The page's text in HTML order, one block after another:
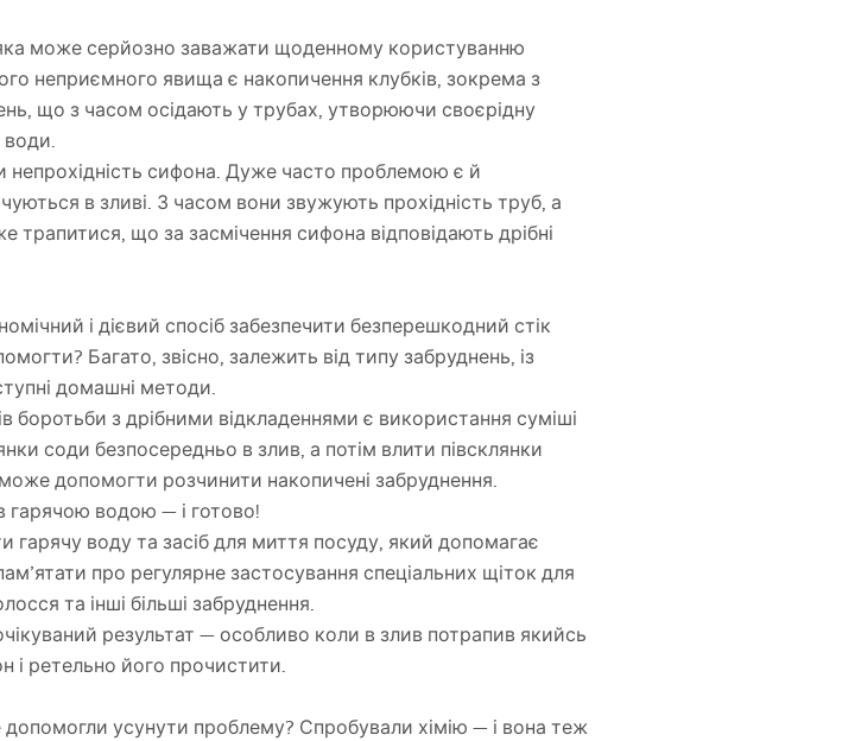
може серйозно заважати щоденному користуванню
неприємного явища є накопичення клубків, зокрема з
що з часом осідають у трубах, утворюючи своєрідну
сифона. Дуже часто проблемою є й
в зливі. З часом вони звужують прохідність труб, а
що за засмічення сифона відповідають дрібні
і дієвий спосіб забезпечити безперешкодний стік
Багато, звісно, залежить від типу забруднень, із
домашні методи.
боротьби з дрібними відкладеннями є використання суміші
соди безпосередньо в злив, а потім влити півсклянки
допомогти розчинити накопичені забруднення.
гарячою водою — і готово!
гарячу воду та засіб для миття посуду, який допомагає
про регулярне застосування спеціальних щіток для
та інші більші забруднення.
результат — особливо коли в злив потрапив якийсь
і ретельно його прочистити.
усунути проблему? Спробували хімію — і вона теж